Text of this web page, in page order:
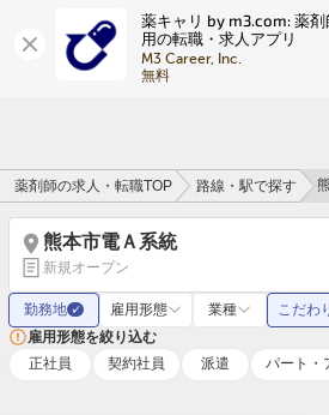
薬キャリ by m3.com: 薬剤
用の転職・求人アプリ
M3 Career, Inc.
無料
薬剤師の求人・転職TOP 路線・駅で探す
熊本市電Ａ系統
新規オープン
勤務地 ✓ 雇用形態 業種 こだわ
雇用形態を絞り込む
正社員
契約社員 派遣 パート・